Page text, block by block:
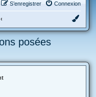
Connexion
S’enregistrer
posées